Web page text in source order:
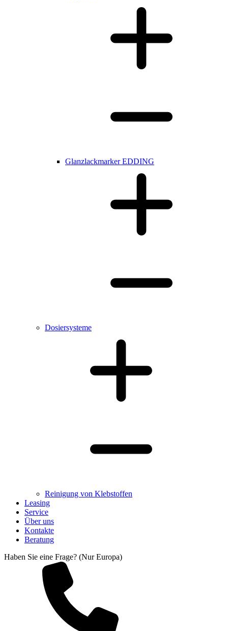
Glanzlackmarker EDDING
Dosiersysteme
Reinigung von Klebstoffen
Leasing
Service
Über uns
Kontakte
Beratung
Haben Sie eine Frage? (Nur Europa)